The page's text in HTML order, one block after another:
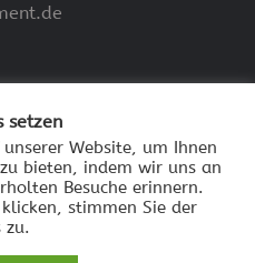
Impressum
setzen
Website, um Ihnen
bieten, indem wir uns an
Besuche erinnern.
stimmen Sie der
zu.